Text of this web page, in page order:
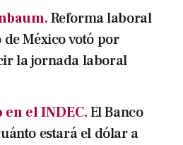
Reforma laboral
de México votó por
la jornada laboral
el INDEC.El Banco
estará el dólar a